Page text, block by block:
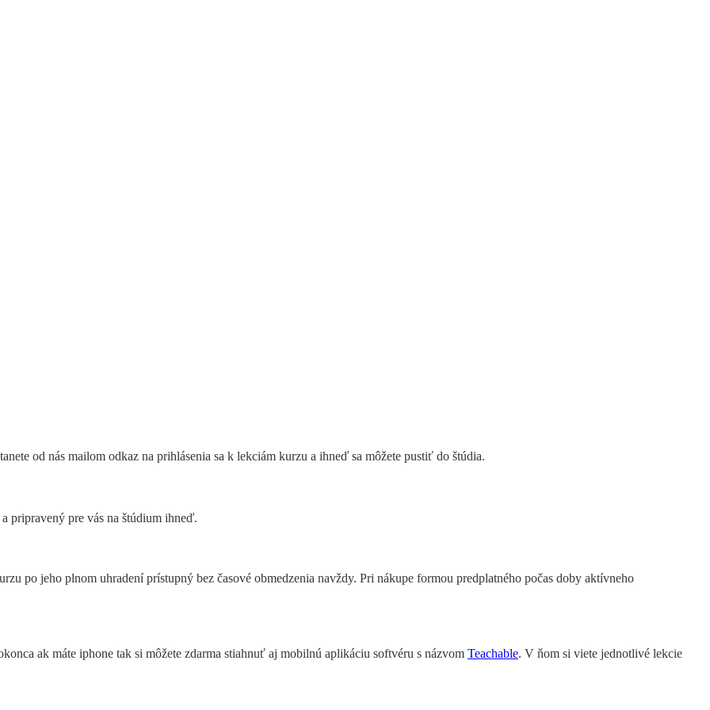
od nás mailom odkaz na prihlásenia sa k lekciám kurzu a ihneď sa môžete pustiť do štúdia.
pripravený pre vás na štúdium ihneď.
po jeho plnom uhradení prístupný bez časové obmedzenia navždy. Pri nákupe formou predplatného počas doby aktívneho
ak máte iphone tak si môžete zdarma stiahnuť aj mobilnú aplikáciu softvéru s názvom Teachable. V ňom si viete jednotlivé lekcie